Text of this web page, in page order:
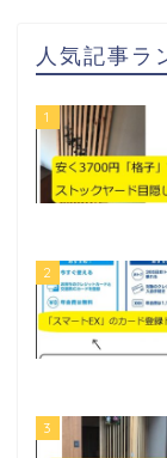
人気記事ラ
1
2
3